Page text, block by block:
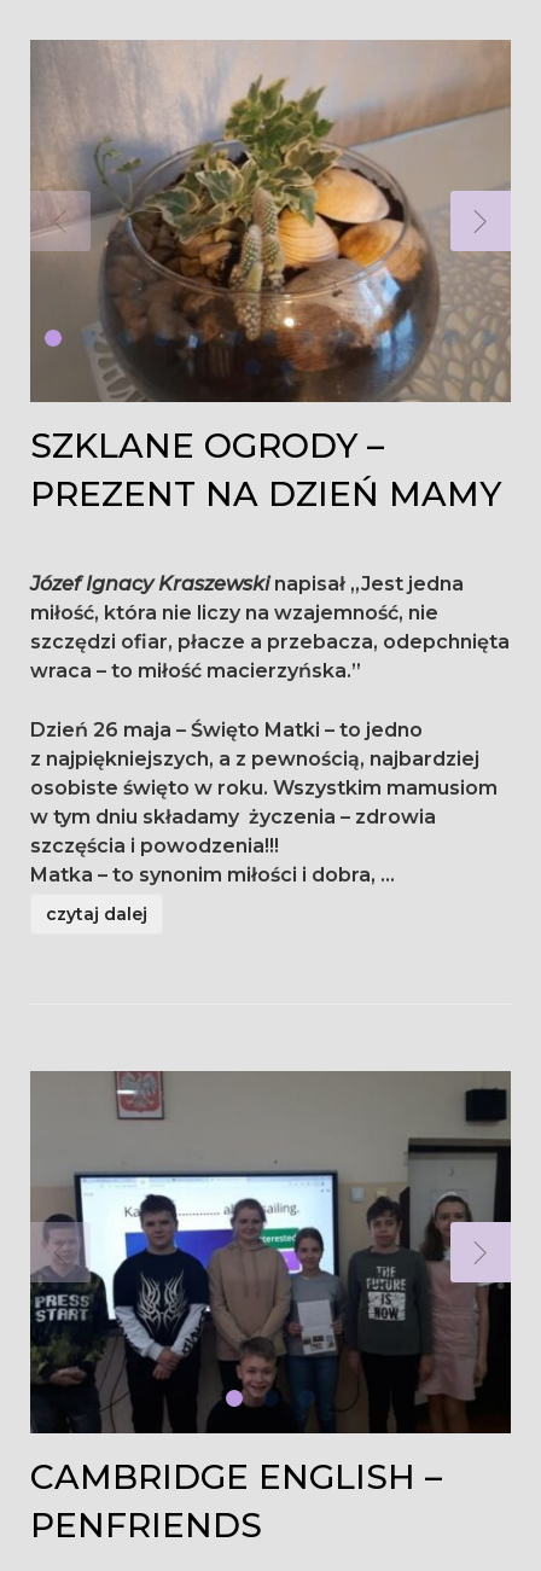
SZKLANE OGRODY –
PREZENT NA DZIEŃ MAMY
Józef Ignacy Kraszewskinapisał „Jest jedna
miłość, która nie liczy na wzajemność, nie
szczędzi ofiar, płacze a przebacza, odepchnięta
wraca – to miłość macierzyńska.”
Dzień 26 maja – Święto Matki – to jedno
z najpiękniejszych, a z pewnością, najbardziej
osobiste święto w roku. Wszystkim mamusiom
w tym dniu składamy życzenia – zdrowia
szczęścia i powodzenia!!!
Matka – to synonim miłości i dobra, ...
czytaj dalej
CAMBRIDGE ENGLISH –
PENFRIENDS